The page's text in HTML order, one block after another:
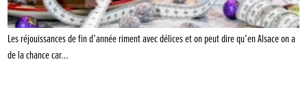
Les réjouissances de fin d’année riment avec délices et on peut dire qu’en Alsace on a
de la chance car…